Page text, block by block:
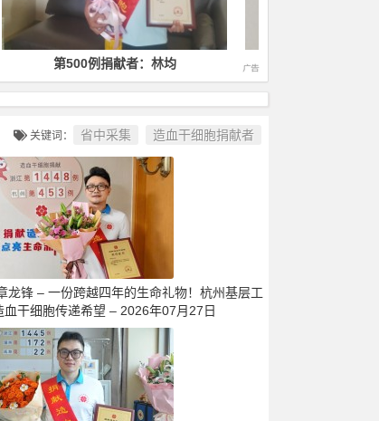
第1000例捐献者：徐毅
关键词： 省中采集 造血干细胞捐献者
龙锋 – 一份跨越四年的生命礼物！杭州基层工
血干细胞传递希望 – 2026年07月27日